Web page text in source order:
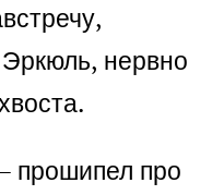
нервно
прошипел про